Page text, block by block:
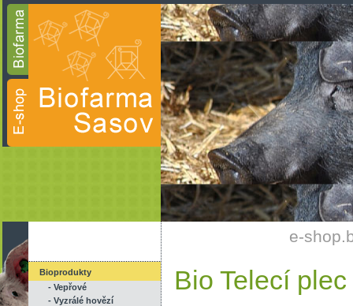
Bioprodukty
- Vepřové
- Vyzrálé hovězí
e-
Bio Telecí plec